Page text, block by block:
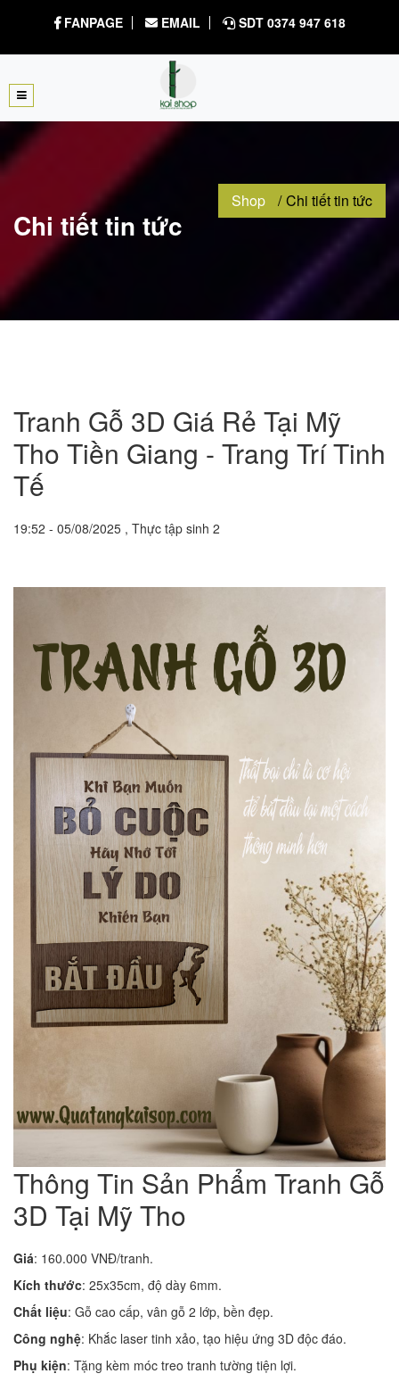
FANPAGE EMAIL SDT 0374 947 618
Chi tiết tin tức
Shop Chi tiết tin tức
Tranh Gỗ 3D Giá Rẻ Tại Mỹ
Tho Tiền Giang - Trang Trí Tinh
Tế
19:52 - 05/08/2025 , Thực tập sinh 2
Thông Tin Sản Phẩm Tranh Gỗ
3D Tại Mỹ Tho
Giá: 160.000 VNĐ/tranh.
Kích thước: 25x35cm, độ dày 6mm.
Chất liệu: Gỗ cao cấp, vân gỗ 2 lớp, bền đẹp.
Công nghệ: Khắc laser tinh xảo, tạo hiệu ứng 3D độc đáo.
Phụ kiện: Tặng kèm móc treo tranh tường tiện lợi.